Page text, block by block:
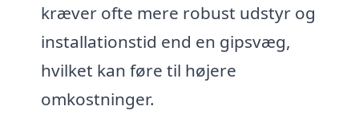
kræver ofte mere robust udstyr og
installationstid end en gipsvæg,
hvilket kan føre til højere
omkostninger.